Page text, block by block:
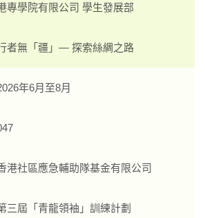
專學院有限公司 學生發展部
者無「疆」— 探索絲綢之路
年6月至8月
港社區應急輔助隊基金有限公司
三屆「青龍領袖」訓練計劃